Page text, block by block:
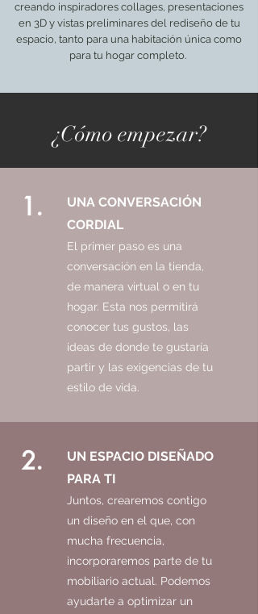
creando inspiradores collages, presentaciones
en 3D y vistas preliminares del rediseño de tu
espacio, tanto para una habitación única como
para tu hogar completo.
¿Cómo empezar?
1.
UNA CONVERSACIÓN
CORDIAL
El primer paso es una
conversación en la tienda,
de manera virtual o en tu
hogar. Esta nos permitirá
conocer tus gustos, las
ideas de donde te gustaría
partir y las exigencias de tu
estilo de vida.
2.
UN ESPACIO DISEÑADO
PARA TI
Juntos, crearemos contigo
un diseño en el que, con
mucha frecuencia,
incorporaremos parte de tu
mobiliario actual. Podemos
ayudarte a optimizar un